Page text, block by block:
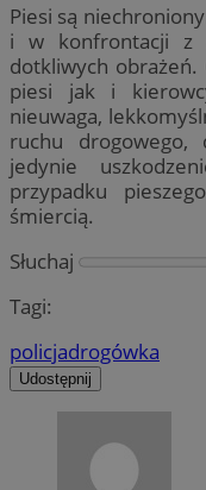
Piesi są
i w konfrontacji z
dotkliwych
piesi jak i
nieuwaga,
ruchu
jedynie
przypadku
śmiercią.
Słuchaj
Tagi:
policjadrogówka
Udostępnij